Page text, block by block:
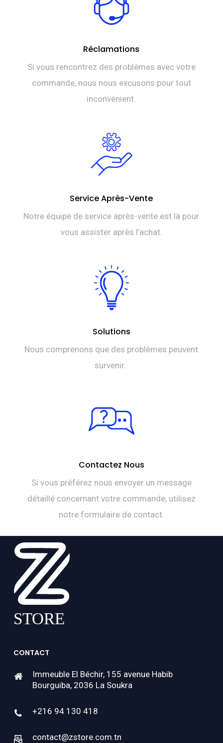
Réclamations
Si vous rencontrez des problèmes avec votre
commande, nous nous excusons pour tout
inconvénient.
Service Après-Vente
Notre équipe de service après-vente est là pour
vous assister après l’achat.
Solutions
Nous comprenons que des problèmes peuvent
survenir.
Contactez Nous
Si vous préférez nous envoyer un message
détaillé concernant votre commande, utilisez
notre formulaire de contact.
CONTACT
Immeuble El Béchir, 155 avenue Habib
Bourguiba, 2036 La Soukra
+216 94 130 418
contact@zstore.com.tn